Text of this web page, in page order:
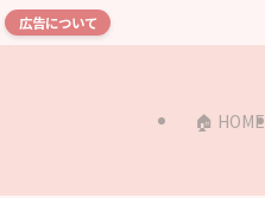
広告について
🏠 HOME